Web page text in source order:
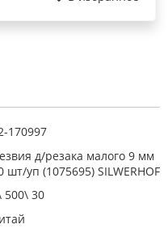
170997
д/резака малого 9 мм
шт/уп (1075695) SILWERHOF
500\ 30